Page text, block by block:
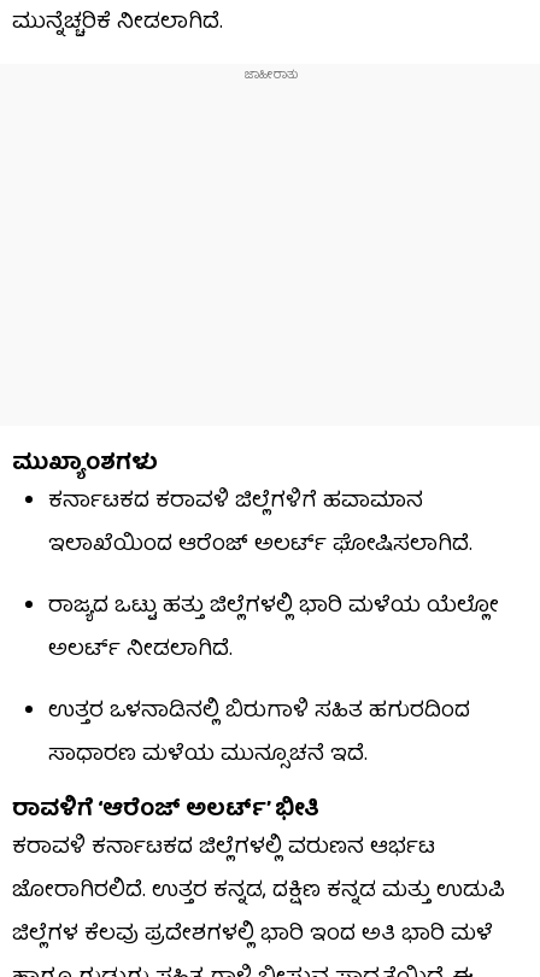
ಮುನ್ನೆಚ್ಚರಿಕೆ ನೀಡಲಾಗಿದೆ.
ಮುಖ್ಯಾಂಶಗಳು
ಕರ್ನಾಟಕದ ಕರಾವಳಿ ಜಿಲ್ಲೆಗಳಿಗೆ ಹವಾಮಾನ
ಇಲಾಖೆಯಿಂದ ಆರೆಂಜ್ ಅಲರ್ಟ್ ಘೋಷಿಸಲಾಗಿದೆ.
ರಾಜ್ಯದ ಒಟ್ಟು ಹತ್ತು ಜಿಲ್ಲೆಗಳಲ್ಲಿ ಭಾರಿ ಮಳೆಯ ಯೆಲ್ಲೋ
ಅಲರ್ಟ್ ನೀಡಲಾಗಿದೆ.
ಉತ್ತರ ಒಳನಾಡಿನಲ್ಲಿ ಬಿರುಗಾಳಿ ಸಹಿತ ಹಗುರದಿಂದ
ಸಾಧಾರಣ ಮಳೆಯ ಮುನ್ಸೂಚನೆ ಇದೆ.
ರಾವಳಿಗೆ ‘ಆರೆಂಜ್ ಅಲರ್ಟ್’ ಭೀತಿ
ಕರಾವಳಿ ಕರ್ನಾಟಕದ ಜಿಲ್ಲೆಗಳಲ್ಲಿ ವರುಣನ ಆರ್ಭಟ
ಜೋರಾಗಿರಲಿದೆ. ಉತ್ತರ ಕನ್ನಡ, ದಕ್ಷಿಣ ಕನ್ನಡ ಮತ್ತು ಉಡುಪಿ
ಜಿಲ್ಲೆಗಳ ಕೆಲವು ಪ್ರದೇಶಗಳಲ್ಲಿ ಭಾರಿ ಇಂದ ಅತಿ ಭಾರಿ ಮಳೆ